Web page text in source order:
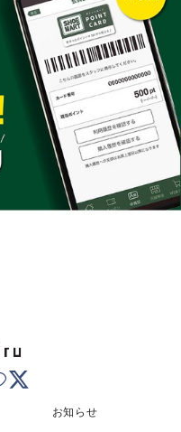
お知らせ